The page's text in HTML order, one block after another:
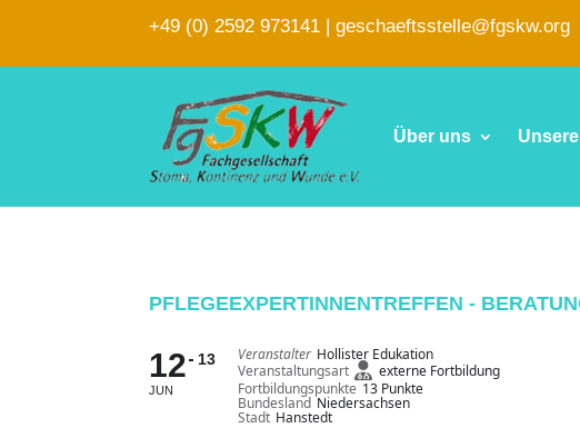
+49 (0) 2592 973141 |geschaeftsstelle@fgskw.org
Über uns
PFLEGEEXPERTINNENTREFFEN -
12
JUN
13 Veranstalter Hollister Edukation
Veranstaltungsart
externe Fortbildung
Fortbildungspunkte 13 Punkte
Bundesland Niedersachsen
Stadt Hanstedt